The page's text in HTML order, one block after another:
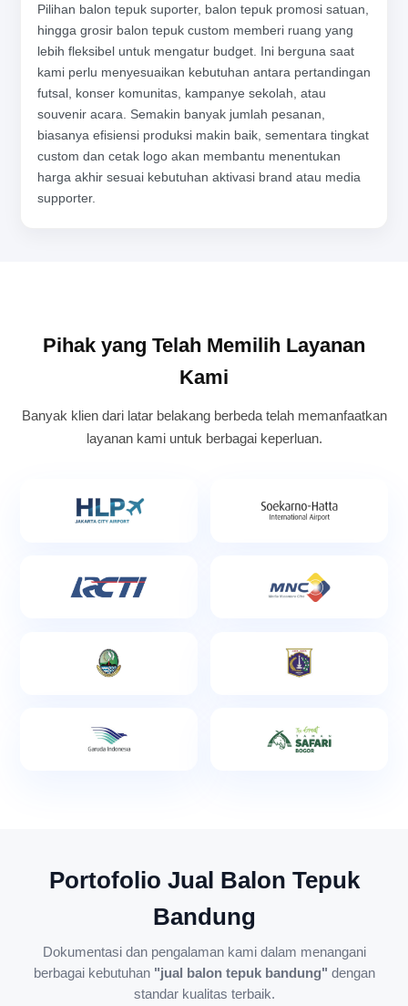
Pilihan balon tepuk suporter, balon tepuk promosi satuan,
hingga grosir balon tepuk custom memberi ruang yang
lebih fleksibel untuk mengatur budget. Ini berguna saat
kami perlu menyesuaikan kebutuhan antara pertandingan
futsal, konser komunitas, kampanye sekolah, atau
souvenir acara. Semakin banyak jumlah pesanan,
biasanya efisiensi produksi makin baik, sementara tingkat
custom dan cetak logo akan membantu menentukan
harga akhir sesuai kebutuhan aktivasi brand atau media
supporter.
Pihak yang Telah Memilih Layanan
Kami
Banyak klien dari latar belakang berbeda telah memanfaatkan
layanan kami untuk berbagai keperluan.
Portofolio Jual Balon Tepuk
Bandung
Dokumentasi dan pengalaman kami dalam menangani
berbagai kebutuhan "jual balon tepuk bandung" dengan
standar kualitas terbaik.